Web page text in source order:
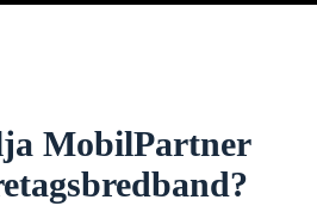
MobilPartner